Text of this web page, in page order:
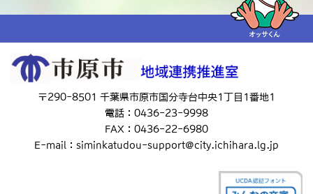
〒290-8501 千葉県市原市国分寺台中央1丁目1番地1
電話：0436-23-9998
FAX：0436-22-6980
E-mail：siminkatudou-support@city.ichihara.lg.jp